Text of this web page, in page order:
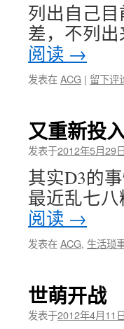
列出自己
差，不列
阅读 →
发表在ACG | 留下评
又重新投
发表于2012年5月29日
其实D3的
最近乱七
阅读 →
发表在ACG, 生活琐
世萌开战
发表于2012年4月11日